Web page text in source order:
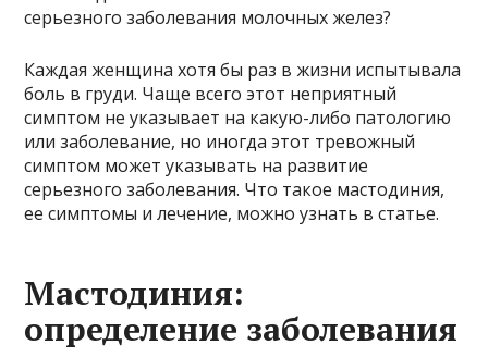
Каждая женщина хотя бы раз в жизни испытывала
боль в груди. Чаще всего этот неприятный
симптом не указывает на какую-либо патологию
или заболевание, но иногда этот тревожный
симптом может указывать на развитие
серьезного заболевания. Что такое мастодиния,
ее симптомы и лечение, можно узнать в статье.
Мастодиния:
определение заболевания